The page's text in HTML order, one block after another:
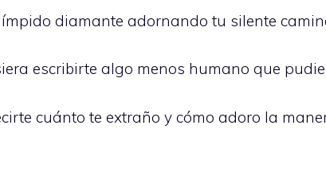
diamante adornando tu silente
escribirte algo menos humano que
cuánto te extraño y cómo adoro la